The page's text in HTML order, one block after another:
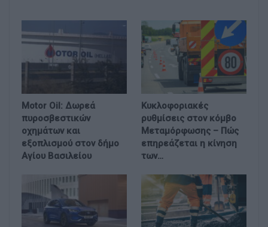
Motor Oil: Δωρεά
πυροσβεστικών
οχημάτων και
εξοπλισμού στον δήμο
Αγίου Βασιλείου
Κυκλοφοριακές
ρυθμίσεις στον κόμβο
Μεταμόρφωσης – Πώς
επηρεάζεται η κίνηση
των…